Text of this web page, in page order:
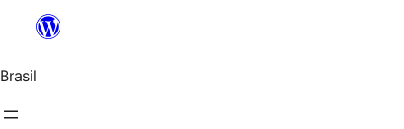
o
conteúdo
Brasil